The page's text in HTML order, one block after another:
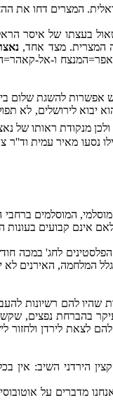
המצרים דחו את
בעצתו של איסר
המצרית. מצד אחד,
קרקע (אל-זאפר=המנצח
אפשרות להשגת שלום
יבוא לירושלים, לא
ולכן מנקודת ראותו של
מאיר עמית וד''ר
המוסלמים
אינם קבועים
הקשורים ליציאת
לאסוף את הנוסעים למכה.
להם רשיונות
בהברחת נפצים,
לירדן ולחזור
הירדני השיב: אין
מדברים על